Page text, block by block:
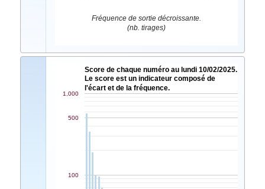
Fréquence de sortie décroissante.
(nb. tirages)
Score de chaque numéro au lundi 10/02/2025.
Le score est un indicateur composé de
l'écart et de la fréquence.
100
500
1,000